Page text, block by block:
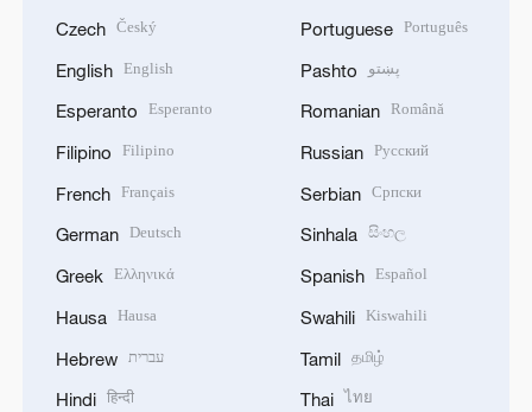
Czech Český
English English
Esperanto Esperanto
Filipino Filipino
French Français
German Deutsch
Greek Ελληνικά
Hausa Hausa
Hebrew עברית
Hindi हिन्दी
Portuguese Português
Pashto پښتو
Romanian Română
Russian Русский
Serbian Српски
Sinhala සිංහල
Spanish Español
Swahili Kiswahili
Tamil தமிழ்
Thai ไทย